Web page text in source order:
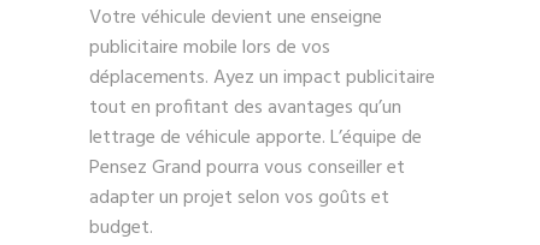
Votre véhicule devient une enseigne
publicitaire mobile lors de vos
déplacements. Ayez un impact publicitaire
tout en profitant des avantages qu’un
lettrage de véhicule apporte. L’équipe de
Pensez Grand pourra vous conseiller et
adapter un projet selon vos goûts et
budget.